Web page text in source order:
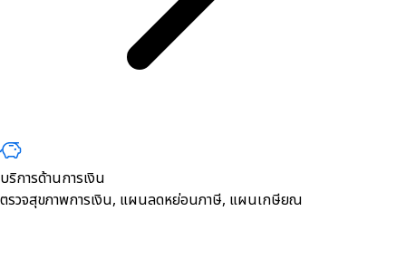
บริการด้านการเงิน
ตรวจสุขภาพการเงิน, ​แผนลดหย่อนภาษี, แผนเกษียณ